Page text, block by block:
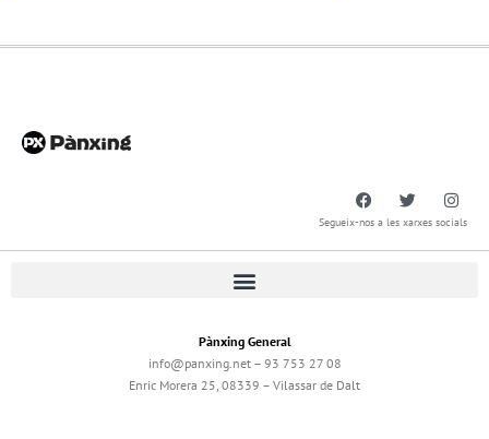
Segueix-nos a les xarxes socials
Pànxing General
info@panxing.net – 93 753 27 08
Enric Morera 25, 08339 – Vilassar de Dalt